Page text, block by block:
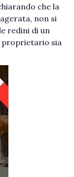
che la
non si
redini di un
proprietario sia